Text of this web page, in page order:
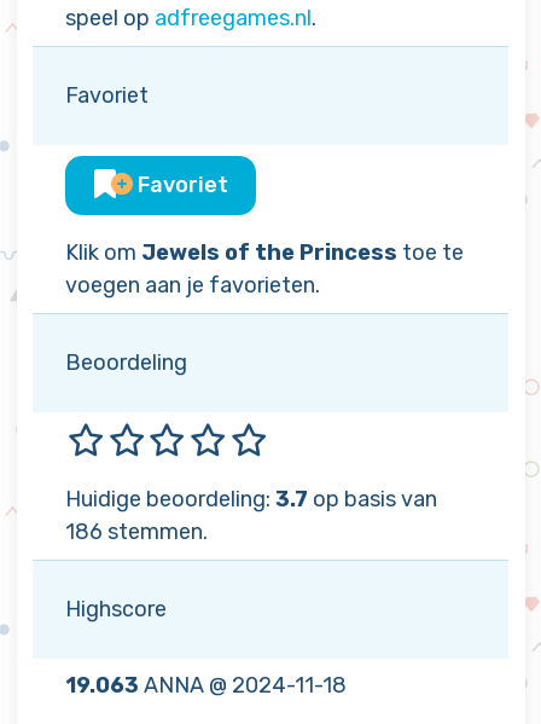
speel op adfreegames.nl.
Favoriet
Favoriet
Klik om Jewels of the Princess toe te
voegen aan je favorieten.
Beoordeling
Huidige beoordeling: 3.7 op basis van
186 stemmen.
Highscore
19.063 ANNA @ 2024-11-18